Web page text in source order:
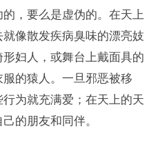
，要么是虚伪的。在天上
像散发疾病臭味的漂亮妓
妇人，或舞台上戴面具的
的猿人。一旦邪恶被移
为就充满爱；在天上的天
的朋友和同伴。